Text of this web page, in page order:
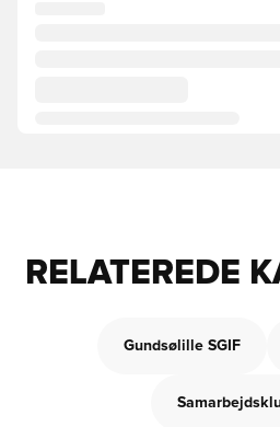
RELATEREDE
Gundsølille SGIF